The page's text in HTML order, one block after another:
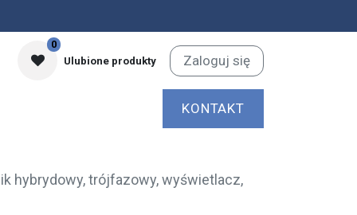
0
Ulubione produkty
Zaloguj się
KONTAKT
hybrydowy, trójfazowy, wyświetlacz,